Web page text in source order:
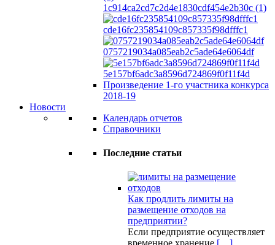
1c914ca2cd7c2d4e1830cdf454e2b30c (1)
cde16fc235854109c857335f98dfffc1
0757219034a085eab2c5ade64e6064df
5e157bf6adc3a8596d724869f0f11f4d
Произведение 1-го участника конкурса
2018-19
Новости
Календарь отчетов
Справочники
Последние статьи
Как продлить лимиты на
размещение отходов на
предприятии?
Если предприятие осуществляет